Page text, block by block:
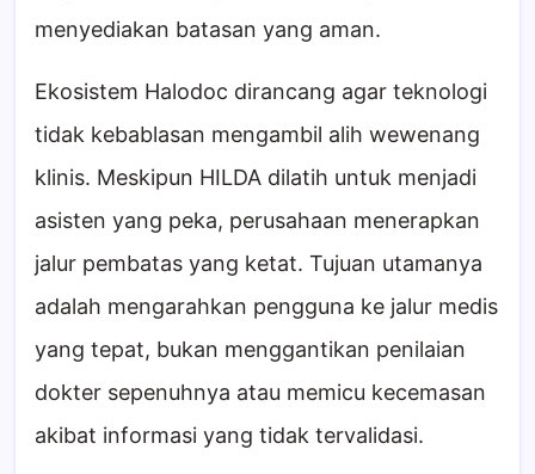
menyediakan batasan yang aman.
Ekosistem Halodoc dirancang agar teknologi
tidak kebablasan mengambil alih wewenang
klinis. Meskipun HILDA dilatih untuk menjadi
asisten yang peka, perusahaan menerapkan
jalur pembatas yang ketat. Tujuan utamanya
adalah mengarahkan pengguna ke jalur medis
yang tepat, bukan menggantikan penilaian
dokter sepenuhnya atau memicu kecemasan
akibat informasi yang tidak tervalidasi.